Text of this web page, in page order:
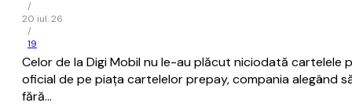
/
20 iul. 26
/
19
Celor de la Digi Mobil nu le-au plăcut niciodată cartelele
oficial de pe piaţa cartelelor prepay, compania alegând
fără…